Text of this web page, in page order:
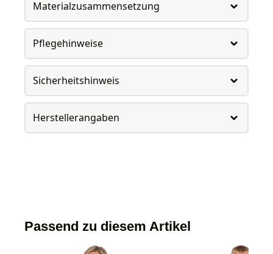
Materialzusammensetzung
Pflegehinweise
Sicherheitshinweis
Herstellerangaben
Passend zu diesem Artikel